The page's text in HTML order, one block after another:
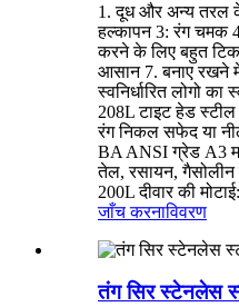
1. दूध और अन्य तरल
हल्कापन 3: रंग चमक
करने के लिए बहुत
आसान 7. बनाए
स्वनिर्धारित लोगो
208L टाइट हेड स्टील
रंग निकल सफेद या
BA ANSI ग्रेड A3
तेल, रसायन, गैसोलीन
200L दीवार की
जाँच करनाविवरण
तंग सिर स्टेनलेस